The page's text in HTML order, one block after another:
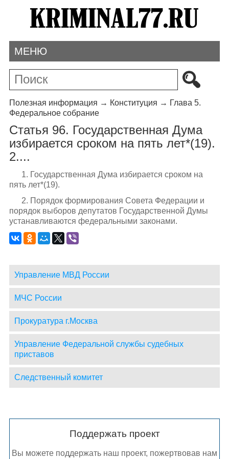
МЕНЮ
Полезная информация → Конституция → Глава 5.
Федеральное собрание
Статья 96. Государственная Дума
избирается сроком на пять лет*(19).
2....
1. Государственная Дума избирается сроком на
пять лет*(19).
2. Порядок формирования Совета Федерации и
порядок выборов депутатов Государственной Думы
устанавливаются федеральными законами.
Управление МВД России
МЧС России
Прокуратура г.Москва
Управление Федеральной службы судебных
приставов
Следственный комитет
Поддержать проект
Вы можете поддержать наш проект, пожертвовав нам